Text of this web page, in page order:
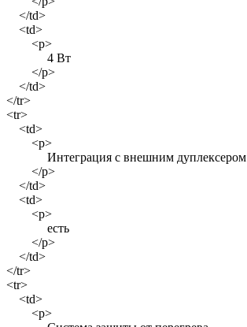
</td>
<td>
<p>
4 Вт
</p>
</td>
</tr>
<tr>
<td>
<p>
Интеграция с внешним дуплексером
</p>
</td>
<td>
<p>
есть
</p>
</td>
</tr>
<tr>
<td>
<p>